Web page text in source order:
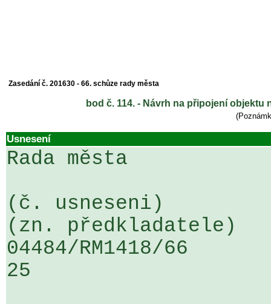
Zasedání č. 201630 - 66. schůze rady města
bod č. 114. - Návrh na připojení
Usnesení
Rada města
(č. usneseni)
(zn. předkladatele)
04484/RM1418/
25